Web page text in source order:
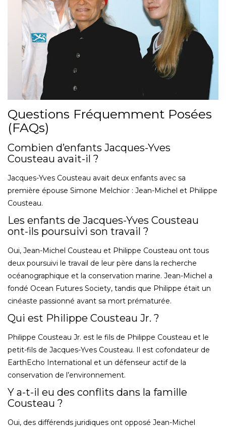
Questions Fréquemment Posées
(FAQs)
Combien d’enfants Jacques-Yves
Cousteau avait-il ?
Jacques-Yves Cousteau avait deux enfants avec sa
première épouse Simone Melchior : Jean-Michel et Philippe
Cousteau.
Les enfants de Jacques-Yves Cousteau
ont-ils poursuivi son travail ?
Oui, Jean-Michel Cousteau et Philippe Cousteau ont tous
deux poursuivi le travail de leur père dans la recherche
océanographique et la conservation marine. Jean-Michel a
fondé Ocean Futures Society, tandis que Philippe était un
cinéaste passionné avant sa mort prématurée.
Qui est Philippe Cousteau Jr. ?
Philippe Cousteau Jr. est le fils de Philippe Cousteau et le
petit-fils de Jacques-Yves Cousteau. Il est cofondateur de
EarthEcho International et un défenseur actif de la
conservation de l’environnement.
Y a-t-il eu des conflits dans la famille
Cousteau ?
Oui, des différends juridiques ont opposé Jean-Michel